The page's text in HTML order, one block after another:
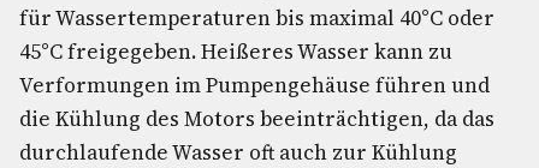
für Wassertemperaturen bis maximal 40°C oder
45°C freigegeben. Heißeres Wasser kann zu
Verformungen im Pumpengehäuse führen und
die Kühlung des Motors beeinträchtigen, da das
durchlaufende Wasser oft auch zur Kühlung